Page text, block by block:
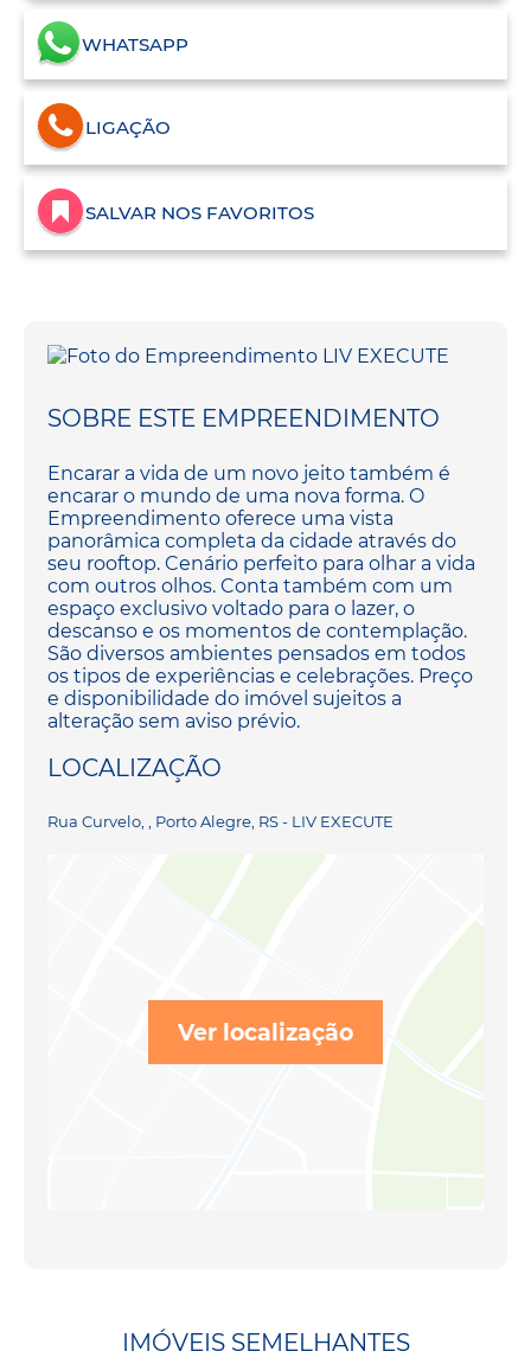
WHATSAPP
LIGAÇÃO
SALVAR NOS FAVORITOS
SOBRE ESTE EMPREENDIMENTO
Encarar a vida de um novo jeito também é
encarar o mundo de uma nova forma. O
Empreendimento oferece uma vista
panorâmica completa da cidade através do
seu rooftop. Cenário perfeito para olhar a vida
com outros olhos. Conta também com um
espaço exclusivo voltado para o lazer, o
descanso e os momentos de contemplação.
São diversos ambientes pensados em todos
os tipos de experiências e celebrações. Preço
e disponibilidade do imóvel sujeitos a
alteração sem aviso prévio.
LOCALIZAÇÃO
Rua Curvelo, , Porto Alegre, RS - LIV EXECUTE
Ver localização
IMÓVEIS SEMELHANTES